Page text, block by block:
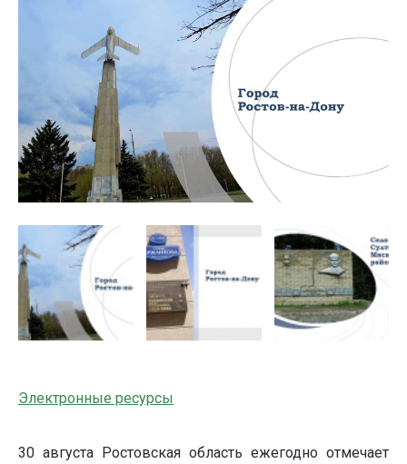
Электронные ресурсы
30 августа Ростовская область ежегодно отмечает